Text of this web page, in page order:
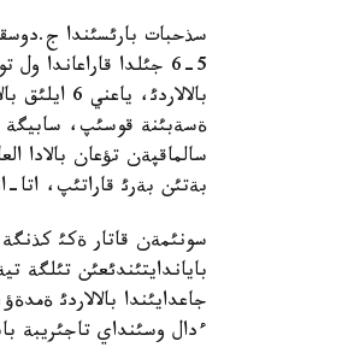
سذحبات بارئسئندا
سالماقپةن تؤعان بالادا
بةتئن بةرئ قاراتئپ،
سونئمةن قاتار ةكئ كذنگة
باياندايتئندئعئن
جاعدايئندا بالالاردئ
ءدال وسئنداي تاجئريبة